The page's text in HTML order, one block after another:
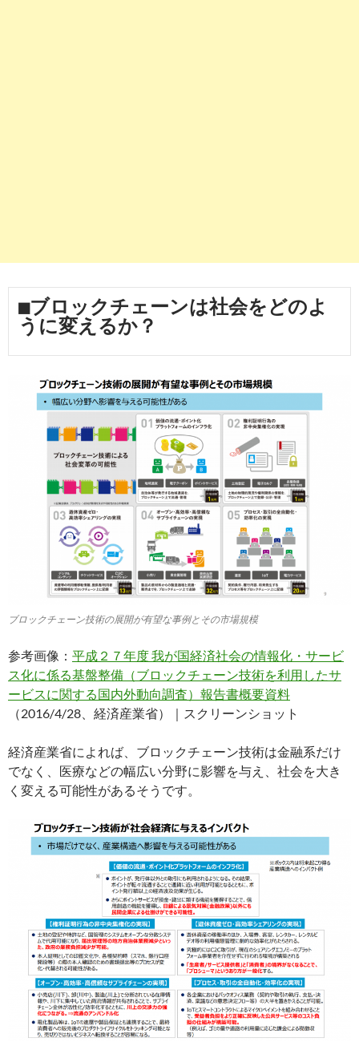
■ブロックチェーンは社会をどのよ
うに変えるか？
ブロックチェーン技術の展開が有望な事例とその市場規模
参考画像： 平成２７年度 我が国経済社会の情報化・サービ
ス化に係る基盤整備（ブロックチェーン技術を利用したサ
ービスに関する国内外動向調査）報告書概要資料
（2016/4/28、経済産業省）｜スクリーンショット
経済産業省によれば、ブロックチェーン技術は金融系だけ
でなく、医療などの幅広い分野に影響を与え、社会を大き
く変える可能性があるそうです。